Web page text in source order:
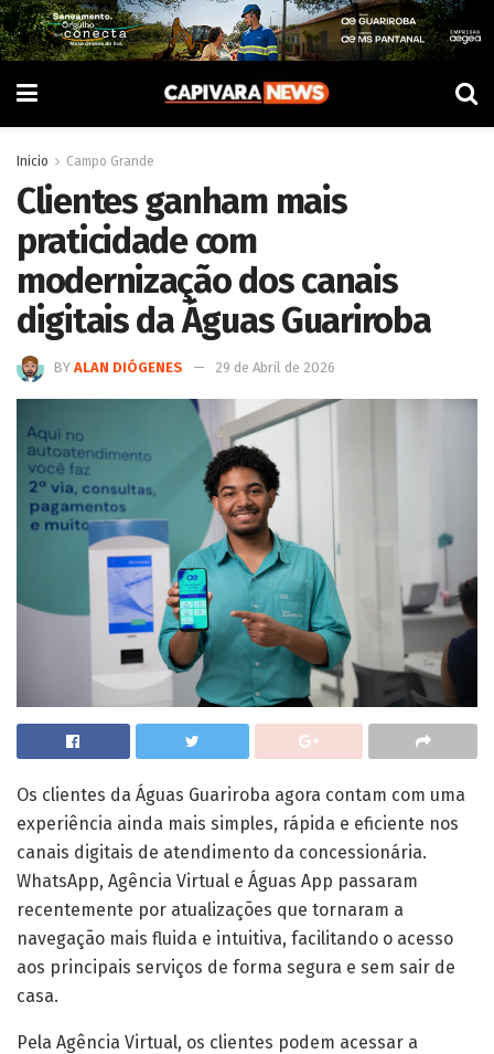
Inicio Campo Grande
Clientes ganham mais
praticidade com
modernização dos canais
digitais da Águas Guariroba
BY ALAN DIÓGENES 29 de Abril de 2026
Os clientes da Águas Guariroba agora contam com uma
experiência ainda mais simples, rápida e eficiente nos
canais digitais de atendimento da concessionária.
WhatsApp, Agência Virtual e Águas App passaram
recentemente por atualizações que tornaram a
navegação mais fluida e intuitiva, facilitando o acesso
aos principais serviços de forma segura e sem sair de
casa.
Pela Agência Virtual, os clientes podem acessar a